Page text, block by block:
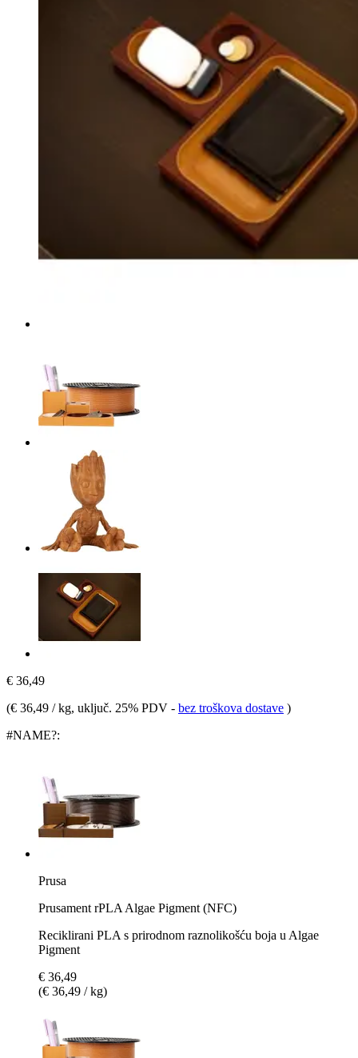
€ 36,49
(€ 36,49 / kg, uključ. 25% PDV - bez troškova dostave )
#NAME?:
Prusa
Prusament rPLA Algae Pigment (NFC)
Reciklirani PLA s prirodnom raznolikošću boja u Algae
Pigment
€ 36,49
(€ 36,49 / kg)